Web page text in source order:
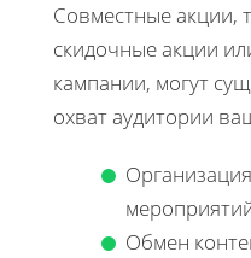
Совместные акции,
скидочные акции
кампании, могут
охват аудитории
Обмен